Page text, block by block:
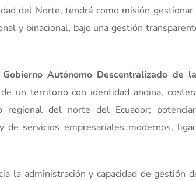
del Norte, tendrá como misión gestionar
y binacional, bajo una gestión
Gobierno Autónomo Descentralizado de
un territorio con identidad andina,
del norte del Ecuador; potenciar
de servicios empresariales modernos,
la administración y capacidad de gestión